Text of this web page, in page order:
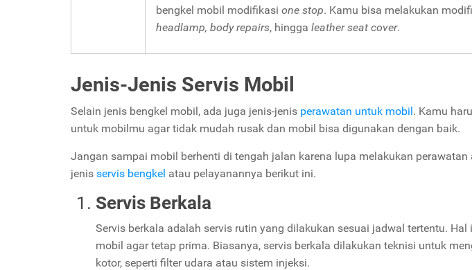
bengkel mobil modifikasi one stop. Kamu bisa melakukan
headlamp, body repairs, hingga leather seat cover.
Jenis-Jenis Servis Mobil
Selain jenis bengkel mobil, ada juga jenis-jenis perawatan untuk mobil. Kamu
untuk mobilmu agar tidak mudah rusak dan mobil bisa digunakan dengan baik.
Jangan sampai mobil berhenti di tengah jalan karena lupa melakukan perawatan
jenis servis bengkel atau pelayanannya berikut ini.
Servis Berkala
Servis berkala adalah servis rutin yang dilakukan sesuai jadwal tertentu.
mobil agar tetap prima. Biasanya, servis berkala dilakukan teknisi untuk
kotor, seperti filter udara atau sistem injeksi.